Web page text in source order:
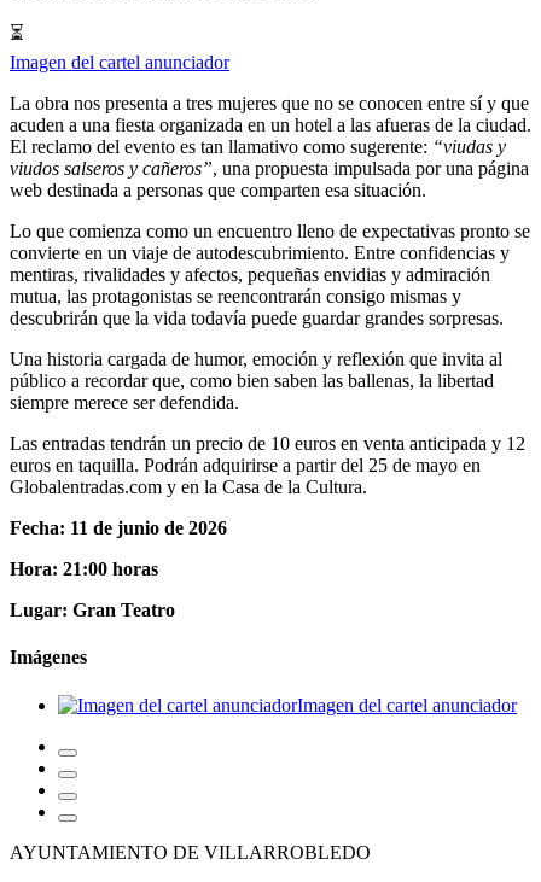
⏳
Imagen del cartel anunciador
La obra nos presenta a tres mujeres que no se conocen entre sí y que
acuden a una fiesta organizada en un hotel a las afueras de la ciudad.
El reclamo del evento es tan llamativo como sugerente: “viudas y
viudos salseros y cañeros”, una propuesta impulsada por una página
web destinada a personas que comparten esa situación.
Lo que comienza como un encuentro lleno de expectativas pronto se
convierte en un viaje de autodescubrimiento. Entre confidencias y
mentiras, rivalidades y afectos, pequeñas envidias y admiración
mutua, las protagonistas se reencontrarán consigo mismas y
descubrirán que la vida todavía puede guardar grandes sorpresas.
Una historia cargada de humor, emoción y reflexión que invita al
público a recordar que, como bien saben las ballenas, la libertad
siempre merece ser defendida.
Las entradas tendrán un precio de 10 euros en venta anticipada y 12
euros en taquilla. Podrán adquirirse a partir del 25 de mayo en
Globalentradas.com y en la Casa de la Cultura.
Fecha: 11 de junio de 2026
Hora: 21:00 horas
Lugar: Gran Teatro
Imágenes
Imagen del cartel anunciador
AYUNTAMIENTO DE VILLARROBLEDO